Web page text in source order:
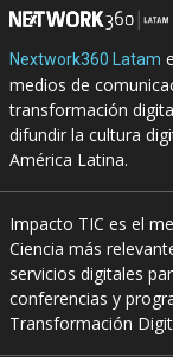
Nextwork360 Latam
medios de
transformación
difundir la cultura
América Latina.
Impacto TIC es el
Ciencia más
servicios digitales
conferencias y
Transformación